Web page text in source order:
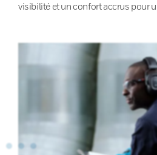
visibilité et un confort accrus pour